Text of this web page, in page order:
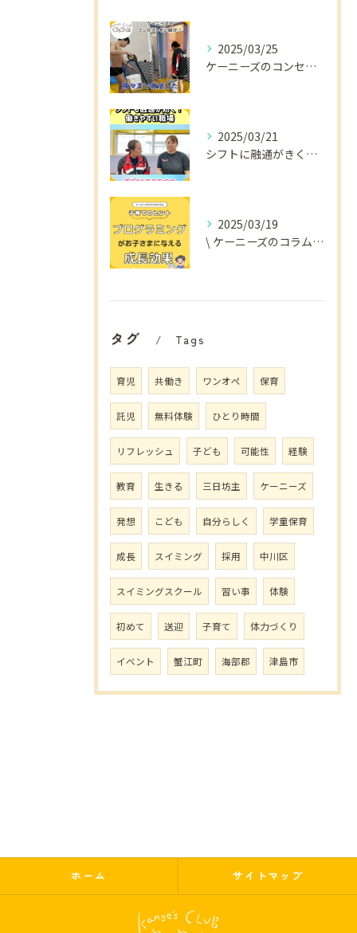
2025/03/25
ケーニーズのコンセプトをご紹介！
2025/03/21
シフトに融通がきくから
2025/03/19
\ ケーニーズのコラム📚/
タグ Tags
育児 共働き ワンオペ 保育
託児 無料体験 ひとり時間
リフレッシュ 子ども 可能性 経験
教育 生きる 三日坊主 ケーニーズ
発想 こども 自分らしく 学童保育
成長 スイミング 採用 中川区
スイミングスクール 習い事 体験
初めて 送迎 子育て 体力づくり
イベント 蟹江町 海部郡 津島市
ホーム サイトマップ